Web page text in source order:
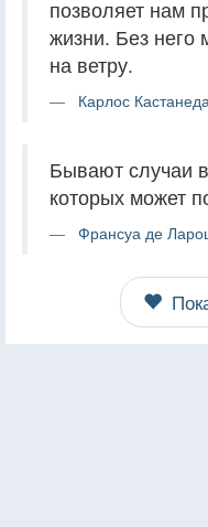
позволяет нам
жизни. Без
на ветру.
Карлос
Бывают случаи
которых может
Франсуа де